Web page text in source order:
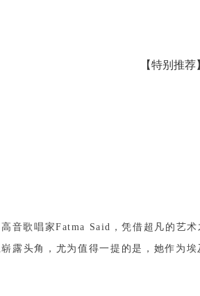
【特别推
音歌唱家Fatma Said，凭借超凡的艺
露头角，尤为值得一提的是，她作为